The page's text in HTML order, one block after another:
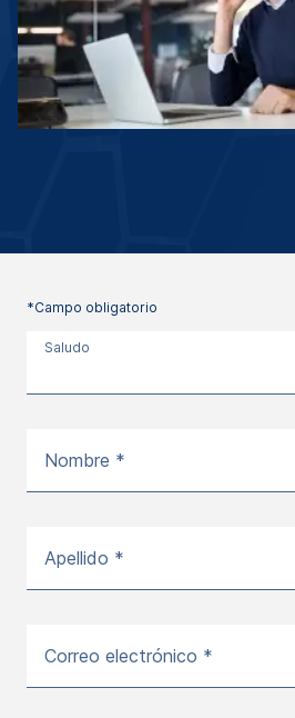
*Campo obligatorio
Saludo
Nombre *
Apellido *
Correo electrónico *